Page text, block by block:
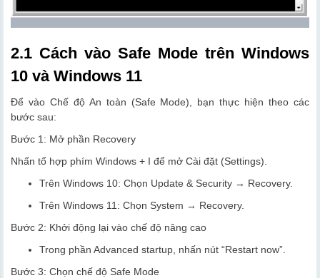
2.1 Cách vào Safe Mode trên Windows
10 và Windows 11
Để vào Chế độ An toàn (Safe Mode), bạn thực hiện theo các
bước sau:
Bước 1: Mở phần Recovery
Nhấn tổ hợp phím Windows + I để mở Cài đặt (Settings).
Trên Windows 10: Chọn Update & Security → Recovery.
Trên Windows 11: Chọn System → Recovery.
Bước 2: Khởi động lại vào chế độ nâng cao
Trong phần Advanced startup, nhấn nút “Restart now”.
Bước 3: Chọn chế độ Safe Mode